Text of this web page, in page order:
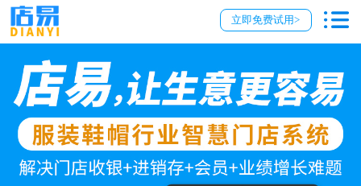
立即免费试用>